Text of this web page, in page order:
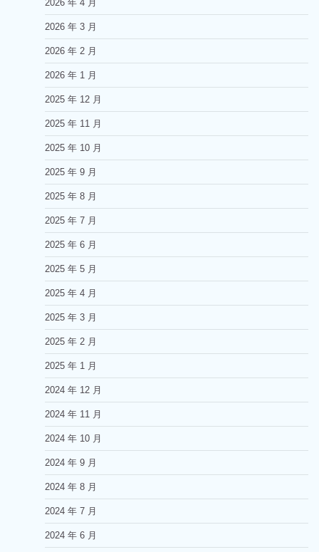
2026 年 4 月
2026 年 3 月
2026 年 2 月
2026 年 1 月
2025 年 12 月
2025 年 11 月
2025 年 10 月
2025 年 9 月
2025 年 8 月
2025 年 7 月
2025 年 6 月
2025 年 5 月
2025 年 4 月
2025 年 3 月
2025 年 2 月
2025 年 1 月
2024 年 12 月
2024 年 11 月
2024 年 10 月
2024 年 9 月
2024 年 8 月
2024 年 7 月
2024 年 6 月